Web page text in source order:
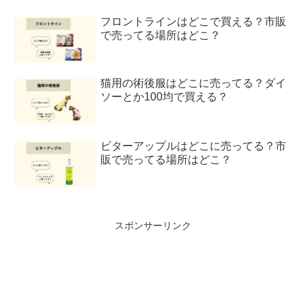
フロントラインはどこで買える？市販
で売ってる場所はどこ？
猫用の術後服はどこに売ってる？ダイ
ソーとか100均で買える？
ビターアップルはどこに売ってる？市
販で売ってる場所はどこ？
スポンサーリンク